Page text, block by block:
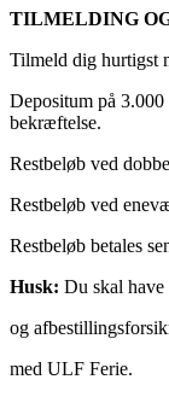
TILMELDING
Tilmeld dig hurtigst
Depositum på 3.000
bekræftelse.
Restbeløb ved
Restbeløb ved
Restbeløb betales
Husk: Du skal
og
med ULF Ferie.